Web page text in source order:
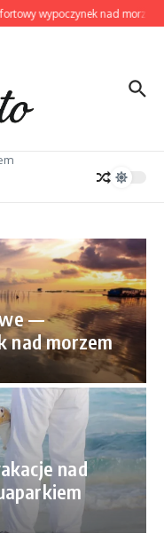
wypoczynek nad morzem
—
nad morzem
nad